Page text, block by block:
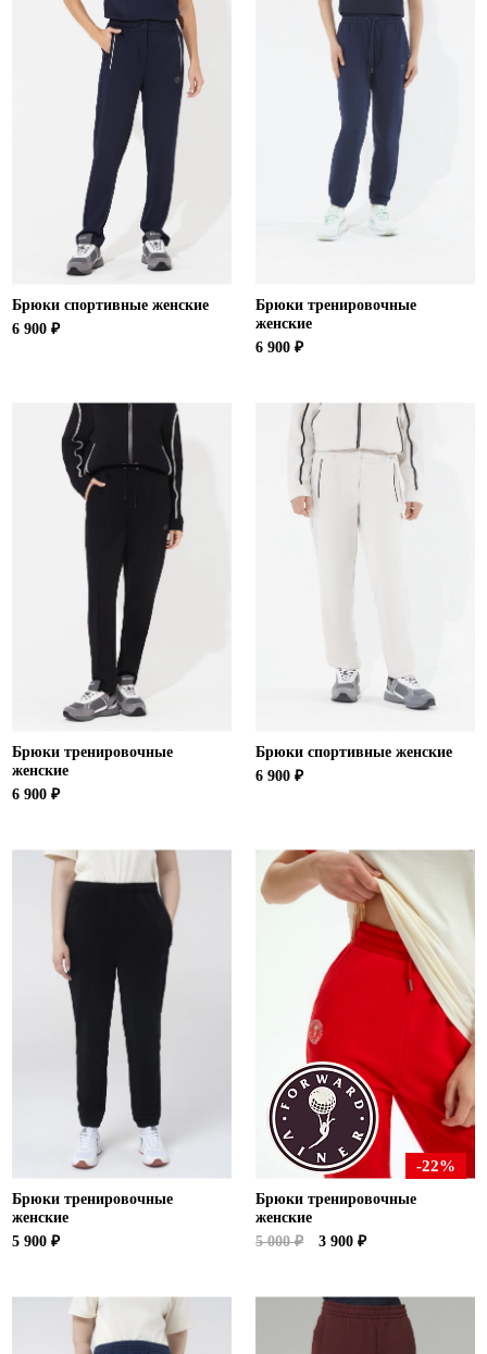
Ханты-Мансийский автономный округ (3)
Челябинская область (2)
Ямало-Ненецкий автономный округ (1)
Ярославская область (1)
Брюки спортивные женские
6 900 ₽
Брюки тренировочные
женские
6 900 ₽
Брюки тренировочные
женские
6 900 ₽
Брюки спортивные женские
6 900 ₽
Брюки тренировочные
женские
5 900 ₽
-22%
Брюки тренировочные
женские
5 000 ₽
3 900 ₽